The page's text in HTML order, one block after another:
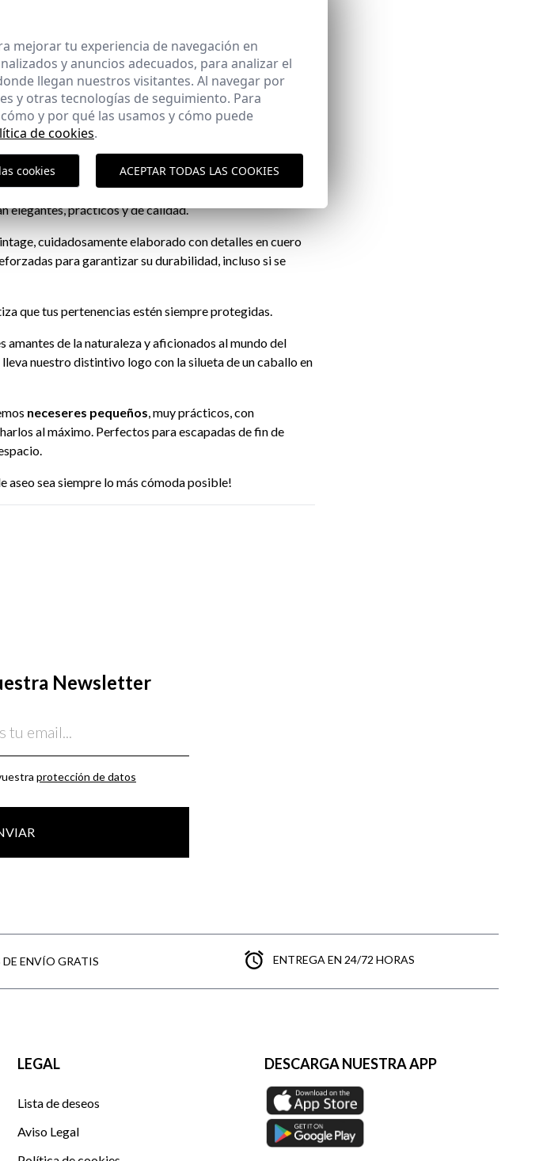
cortas, mientras que los más amplios se adaptan
más productos.
en La Garrocha®
tiene sus propias necesidades, y por eso todos
elegantes, prácticos y de calidad.
cuidadosamente elaborado con detalles en cuero
para garantizar su durabilidad, incluso si se
que tus pertenencias estén siempre protegidas.
de la naturaleza y aficionados al mundo del
nuestro distintivo logo con la silueta de un caballo en
neceseres pequeños, muy prácticos, con
al máximo. Perfectos para escapadas de fin de
aseo sea siempre lo más cómoda posible!
Newsletter
protección de datos
ENVÍO GRATIS ENTREGA EN 24/72 HORAS
LEGAL
Lista de deseos
Aviso Legal
DESCARGA NUESTRA APP
mejorar tu experiencia de navegación en
y anuncios adecuados, para analizar el
llegan nuestros visitantes. Al navegar por
y otras tecnologías de seguimiento. Para
y por qué las usamos y cómo puede
de cookies.
cookies ACEPTAR TODAS LAS COOKIES